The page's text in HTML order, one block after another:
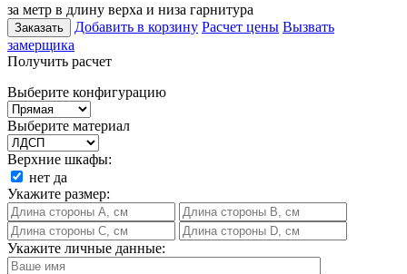
за метр в длину верха и низа гарнитура
Заказать Добавить в корзину Расчет цены Вызвать
замерщика
Получить расчет
Выберите конфигурацию
Выберите материал
Верхние шкафы:
нет да
Укажите размер:
Укажите личные данные: